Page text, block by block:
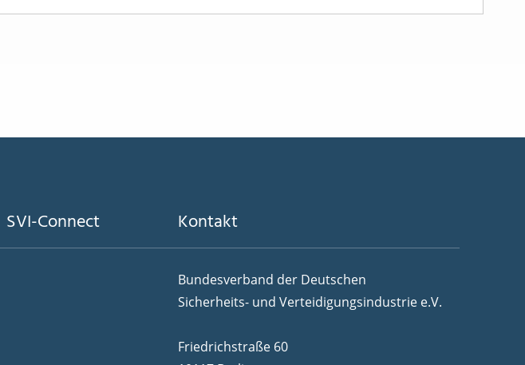
SVI-Connect Kontakt
Bundesverband der Deutschen
Sicherheits- und Verteidigungsindustrie e.V.
Friedrichstraße 60